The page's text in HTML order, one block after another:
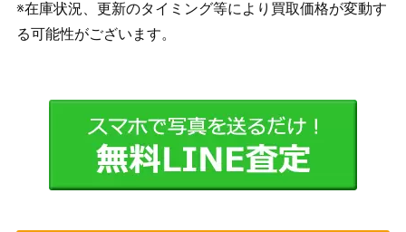
※在庫状況、更新のタイミング等により買取価格が変動す
る可能性がございます。